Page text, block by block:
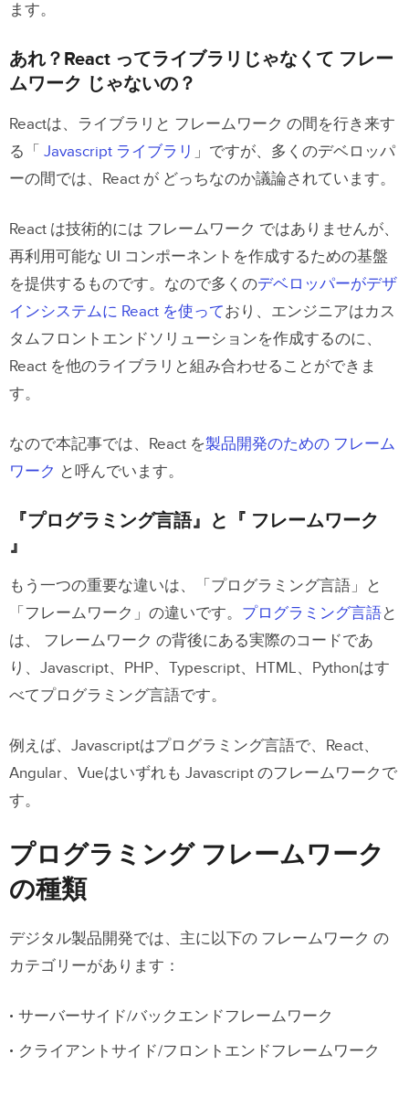
UXPin Mergeを接続する
より良いテスト
よりスムーズなデザインハンドオフ
ます。
あれ？React ってライブラリじゃなくて フレー
ムワーク じゃないの？
Reactは、ライブラリと フレームワーク の間を行き来す
る「 Javascript ライブラリ 」ですが、多くのデベロッパ
ーの間では、React が どっちなのか議論されています。
React は技術的には フレームワーク ではありませんが、
再利用可能な UI コンポーネントを作成するための基盤
を提供するものです。なので多くのデベロッパーがデザ
インシステムに React を使っており、エンジニアはカス
タムフロントエンドソリューションを作成するのに、
React を他のライブラリと組み合わせることができま
す。
なので本記事では、React を製品開発のための フレーム
ワーク と呼んでいます。
『プログラミング言語』と『 フレームワーク
』
もう一つの重要な違いは、「プログラミング言語」と
「フレームワーク」の違いです。 プログラミング言語と
は、 フレームワーク の背後にある実際のコードであ
り、Javascript、PHP、Typescript、HTML、Pythonはす
べてプログラミング言語です。
例えば、Javascriptはプログラミング言語で、React、
Angular、Vueはいずれも Javascript のフレームワークで
す。
プログラミング フレームワーク
の種類
デジタル製品開発では、主に以下の フレームワーク の
カテゴリーがあります：
サーバーサイド/バックエンドフレームワーク
クライアントサイド/フロントエンドフレームワーク